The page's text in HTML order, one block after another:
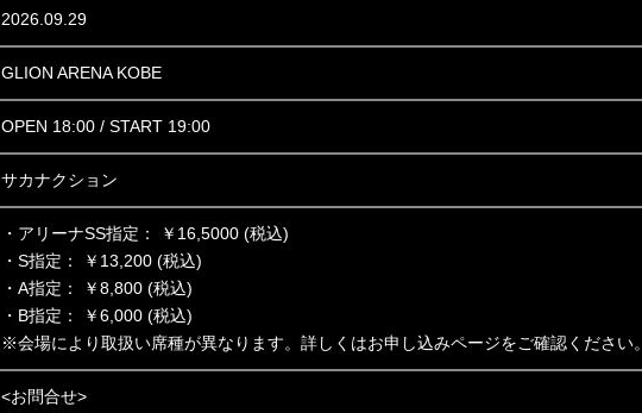
2026.09.29
GLION ARENA KOBE
OPEN 18:00 / START 19:00
サカナクション
・アリーナSS指定： ￥16,5000 (税込)
・S指定： ￥13,200 (税込)
・A指定： ￥8,800 (税込)
・B指定： ￥6,000 (税込)
※会場により取扱い席種が異なります。詳しくはお申し込みページをご確認ください。
<お問合せ>